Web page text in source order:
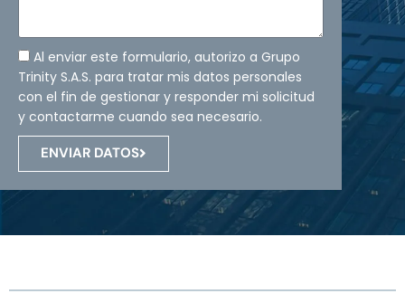
Al enviar este formulario, autorizo a Grupo
Trinity S.A.S. para tratar mis datos personales
con el fin de gestionar y responder mi solicitud
y contactarme cuando sea necesario.
ENVIAR DATOS